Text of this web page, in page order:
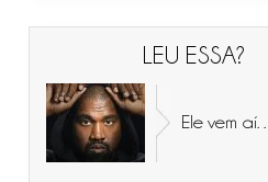
LEU ESSA?
Ele vem aí…